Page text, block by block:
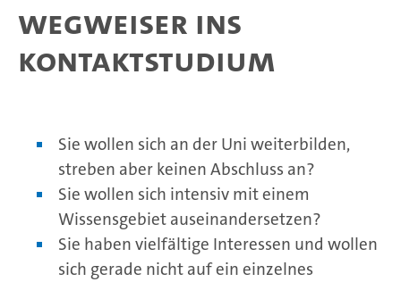
Wegweiser ins
Kontaktstudium
Sie wollen sich an der Uni weiterbilden,
streben aber keinen Abschluss an?
Sie wollen sich intensiv mit einem
Wissensgebiet auseinandersetzen?
Sie haben vielfältige Interessen und wollen
sich gerade nicht auf ein einzelnes